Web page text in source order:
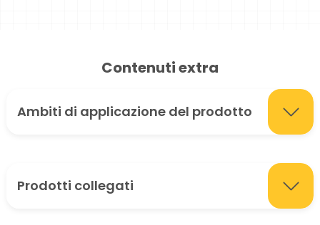
Contenuti extra
Ambiti di applicazione del prodotto
Prodotti collegati